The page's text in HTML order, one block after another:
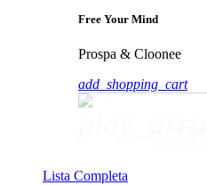
Free Your Mind
Prospa & Cloonee
add_shopping_cart
Lista Completa